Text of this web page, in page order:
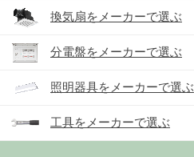
換気扇をメーカーで選ぶ
分電盤をメーカーで選ぶ
照明器具をメーカーで選ぶ
工具をメーカーで選ぶ